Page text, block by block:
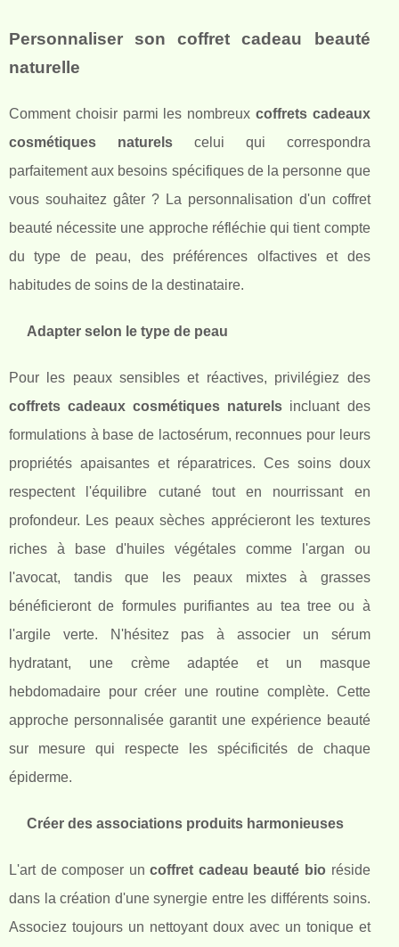
Personnaliser son coffret cadeau beauté
naturelle
Comment choisir parmi les nombreux coffrets cadeaux
cosmétiques naturelscelui qui correspondra
parfaitement aux besoins spécifiques de la personne que
vous souhaitez gâter ? La personnalisation d'un coffret
beauté nécessite une approche réfléchie qui tient compte
du type de peau, des préférences olfactives et des
habitudes de soins de la destinataire.
Adapter selon le type de peau
Pour les peaux sensibles et réactives, privilégiez des
coffrets cadeaux cosmétiques naturels incluant des
formulations à base de lactosérum, reconnues pour leurs
propriétés apaisantes et réparatrices. Ces soins doux
respectent l'équilibre cutané tout en nourrissant en
profondeur. Les peaux sèches apprécieront les textures
riches à base d'huiles végétales comme l'argan ou
l'avocat, tandis que les peaux mixtes à grasses
bénéficieront de formules purifiantes au tea tree ou à
l'argile verte. N'hésitez pas à associer un sérum
hydratant, une crème adaptée et un masque
hebdomadaire pour créer une routine complète. Cette
approche personnalisée garantit une expérience beauté
sur mesure qui respecte les spécificités de chaque
épiderme.
Créer des associations produits harmonieuses
L'art de composer uncoffret cadeau beauté bio réside
dans la création d'une synergie entre les différents soins.
Associez toujours un nettoyant doux avec un tonique et